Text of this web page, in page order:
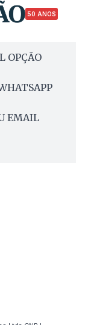
50 ANOS
OPÇÃO
EMAIL